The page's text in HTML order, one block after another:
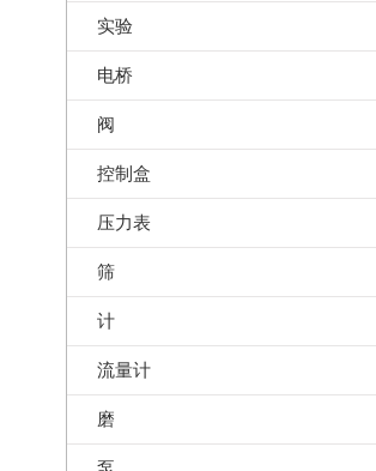
实验
电桥
阀
控制盒
压力表
筛
计
流量计
磨